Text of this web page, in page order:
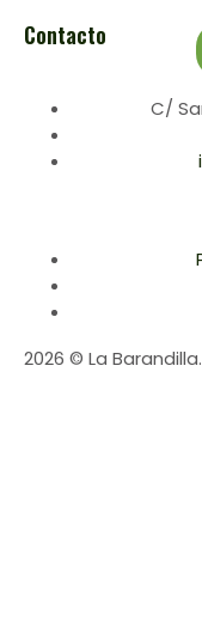
Contacto
C/
2026 © La